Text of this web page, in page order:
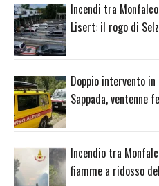
Incendi tra
Lisert: il rogo di
Doppio intervento
Sappada, ventenne
Incendio tra
fiamme a ridosso